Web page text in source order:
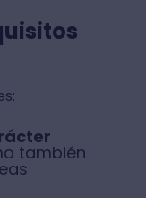
también